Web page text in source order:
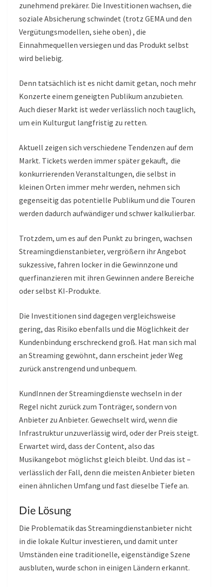
zunehmend prekärer. Die Investitionen wachsen, die
soziale Absicherung schwindet (trotz GEMA und den
Vergütungsmodellen, siehe oben) , die
Einnahmequellen versiegen und das Produkt selbst
wird beliebig.
Denn tatsächlich ist es nicht damit getan, noch mehr
Konzerte einem geneigten Publikum anzubieten.
Auch dieser Markt ist weder verlässlich noch tauglich,
um ein Kulturgut langfristig zu retten.
Aktuell zeigen sich verschiedene Tendenzen auf dem
Markt. Tickets werden immer später gekauft, die
konkurrierenden Veranstaltungen, die selbst in
kleinen Orten immer mehr werden, nehmen sich
gegenseitig das potentielle Publikum und die Touren
werden dadurch aufwändiger und schwer kalkulierbar.
Trotzdem, um es auf den Punkt zu bringen, wachsen
Streamingdienstanbieter, vergrößern ihr Angebot
sukzessive, fahren locker in die Gewinnzone und
querfinanzieren mit ihren Gewinnen andere Bereiche
oder selbst KI-Produkte.
Die Investitionen sind dagegen vergleichsweise
gering, das Risiko ebenfalls und die Möglichkeit der
Kundenbindung erschreckend groß. Hat man sich mal
an Streaming gewöhnt, dann erscheint jeder Weg
zurück anstrengend und unbequem.
KundInnen der Streamingdienste wechseln in der
Regel nicht zurück zum Tonträger, sondern von
Anbieter zu Anbieter. Gewechselt wird, wenn die
Infrastruktur unzuverlässig wird, oder der Preis steigt.
Erwartet wird, dass der Content, also das
Musikangebot möglichst gleich bleibt. Und das ist –
verlässlich der Fall, denn die meisten Anbieter bieten
einen ähnlichen Umfang und fast dieselbe Tiefe an.
Die Lösung
Die Problematik das Streamingdienstanbieter nicht
in die lokale Kultur investieren, und damit unter
Umständen eine traditionelle, eigenständige Szene
ausbluten, wurde schon in einigen Ländern erkannt.